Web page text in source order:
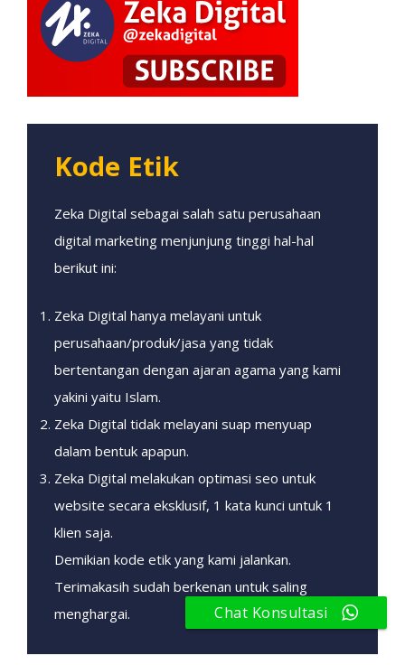
Kode Etik
Zeka Digital sebagai salah satu perusahaan
digital marketing menjunjung tinggi hal-hal
berikut ini:
Zeka Digital hanya melayani untuk
perusahaan/produk/jasa yang tidak
bertentangan dengan ajaran agama yang kami
yakini yaitu Islam.
Zeka Digital tidak melayani suap menyuap
dalam bentuk apapun.
Zeka Digital melakukan optimasi seo untuk
website secara eksklusif, 1 kata kunci untuk 1
klien saja.
Demikian kode etik yang kami jalankan.
Terimakasih sudah berkenan untuk saling
menghargai.
Chat Konsultasi